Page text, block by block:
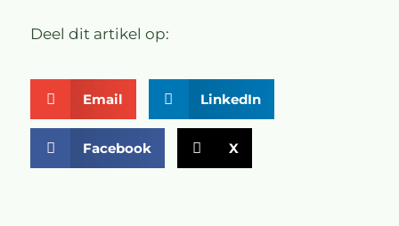
Deel dit artikel op:
Email LinkedIn
Facebook X